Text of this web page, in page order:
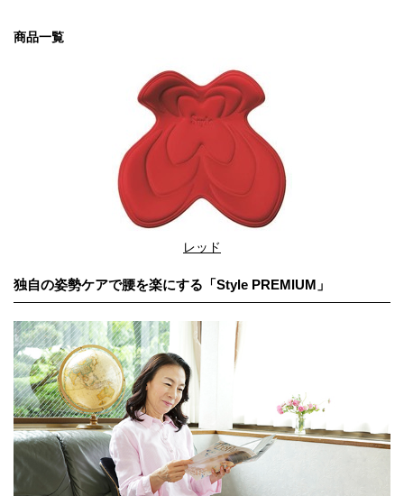
商品一覧
レッド
独自の姿勢ケアで腰を楽にする「Style PREMIUM」